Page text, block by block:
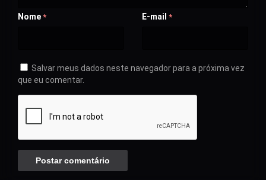
Nome * E-mail *
Salvar meus dados neste navegador para a próxima vez
que eu comentar.